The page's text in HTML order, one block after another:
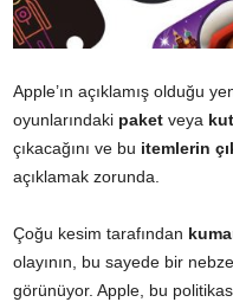
Apple’ın açıklamış olduğu
oyunlarındaki paket veya
çıkacağını ve bu itemlerin
açıklamak zorunda.
Çoğu kesim tarafından
olayının, bu sayede bir
görünüyor. Apple, bu